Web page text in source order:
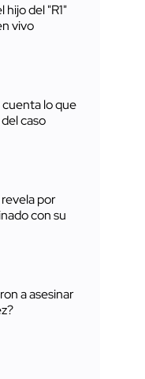
hijo del "R1"
vivo
lo que
caso
por
con su
a asesinar